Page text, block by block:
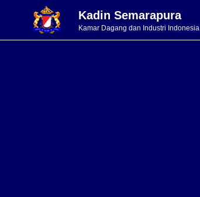
Kadin Semarapura
Kamar Dagang dan Industri Indonesia